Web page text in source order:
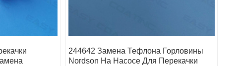
244642 Замена Тефлона Горловины
Nordson На Насосе Для Перекачки